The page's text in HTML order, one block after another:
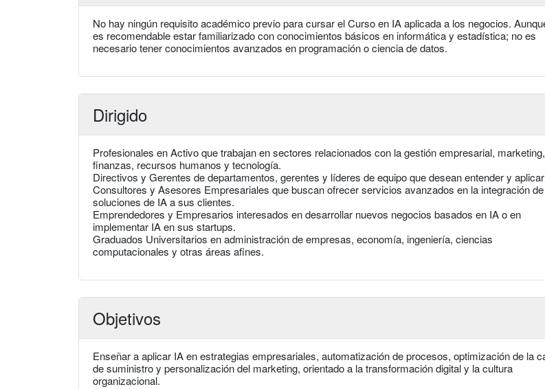
No hay ningún requisito académico previo para cursar el Curso en IA aplicada a los negocios.
es recomendable estar familiarizado con conocimientos básicos en informática y estadística; no es
necesario tener conocimientos avanzados en programación o ciencia de datos.
Dirigido
Profesionales en Activo que trabajan en sectores relacionados con la gestión empresarial, marketing,
finanzas, recursos humanos y tecnología.
Directivos y Gerentes de departamentos, gerentes y líderes de equipo que desean entender y
Consultores y Asesores Empresariales que buscan ofrecer servicios avanzados en la integración de
soluciones de IA a sus clientes.
Emprendedores y Empresarios interesados en desarrollar nuevos negocios basados en IA o en
implementar IA en sus startups.
Graduados Universitarios en administración de empresas, economía, ingeniería, ciencias
computacionales y otras áreas afines.
Objetivos
Enseñar a aplicar IA en estrategias empresariales, automatización de procesos, optimización de la
de suministro y personalización del marketing, orientado a la transformación digital y la cultura
organizacional.